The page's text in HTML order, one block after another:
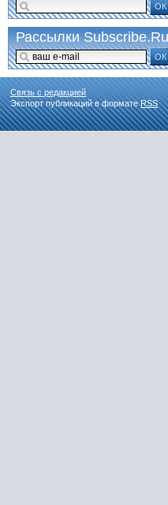
ОК
Рассылки Subscribe.Ru
ОК
Связь с редакцией
Экспорт публикаций в форматеRSS